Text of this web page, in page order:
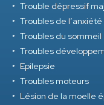
Trouble dépressif
Troubles de l’anxiété
Troubles du sommeil
Troubles
Epilepsie
Troubles moteurs
Lésion de la moelle